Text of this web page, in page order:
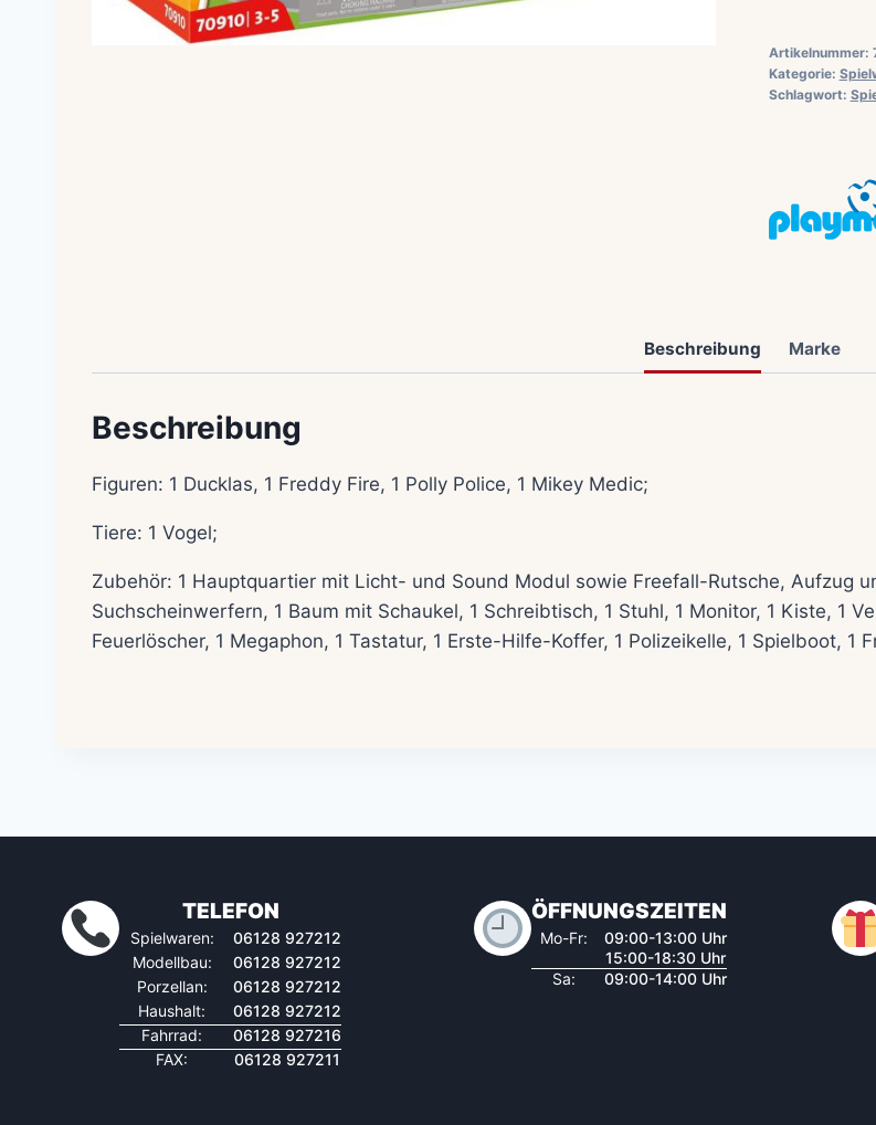
Artikelnummer:
Kategorie:
Schlagwort:
Beschreibung Marke
Beschreibung
Figuren: 1 Ducklas, 1 Freddy Fire, 1 Polly Police, 1 Mikey Medic;
Tiere: 1 Vogel;
Zubehör: 1 Hauptquartier mit Licht- und Sound Modul sowie Freefall-Rutsche, Aufzug
Suchscheinwerfern, 1 Baum mit Schaukel, 1 Schreibtisch, 1 Stuhl, 1 Monitor, 1 Kiste, 1
Feuerlöscher, 1 Megaphon, 1 Tastatur, 1 Erste-Hilfe-Koffer, 1 Polizeikelle, 1 Spielboot, 1
TELEFON
Spielwaren:
06128 927212
Modellbau:
06128 927212
Porzellan:
06128 927212
Haushalt:
06128 927212
Fahrrad:
06128 927216
FAX:
06128 927211
ÖFFNUNGSZEITEN
Mo-Fr:
09:00-13:00 Uhr
15:00-18:30 Uhr
Sa:
09:00-14:00 Uhr